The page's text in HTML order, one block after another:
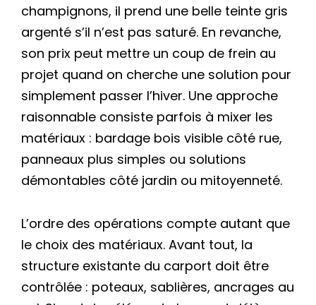
champignons, il prend une belle teinte gris
argenté s’il n’est pas saturé. En revanche,
son prix peut mettre un coup de frein au
projet quand on cherche une solution pour
simplement passer l’hiver. Une approche
raisonnable consiste parfois à mixer les
matériaux : bardage bois visible côté rue,
panneaux plus simples ou solutions
démontables côté jardin ou mitoyenneté.
L’ordre des opérations compte autant que
le choix des matériaux. Avant tout, la
structure existante du carport doit être
contrôlée : poteaux, sablières, ancrages au